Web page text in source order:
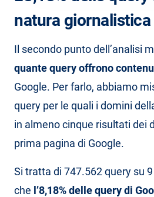
natura giornalistica
Il secondo punto dell’analisi
quante query offrono
Google. Per farlo, abbiamo
query per le quali i domini
in almeno cinque risultati dei
prima pagina di Google.
Si tratta di 747.562 query su
che l’8,18% delle query di